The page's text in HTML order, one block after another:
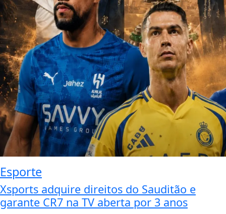
Esporte
Xsports adquire direitos do Sauditão e
garante CR7 na TV aberta por 3 anos